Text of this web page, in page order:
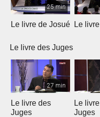
25 min
Le livre de Josué Le
Le livre des Juges
27 min
Le livre des
Juges
Le
Juges